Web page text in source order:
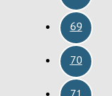
69
70
71